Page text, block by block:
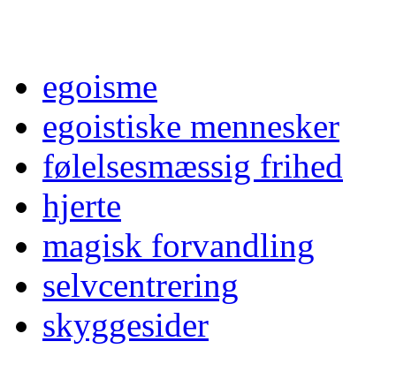
egoisme
egoistiske mennesker
følelsesmæssig frihed
hjerte
magisk forvandling
selvcentrering
skyggesider